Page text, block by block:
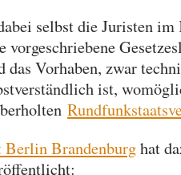
selbst die Juristen
vorgeschriebene
Vorhaben, zwar
ist,
Berlin Brandenburghat